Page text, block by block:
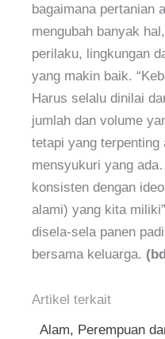
bagaimana pertanian
mengubah banyak
perilaku, lingkungan
yang makin baik.
Harus selalu dinilai
jumlah dan volume
tetapi yang terpenting
mensyukuri yang
konsisten dengan
alami) yang kita
disela-sela panen
bersama keluarga.
Artikel terkait
Alam, Perempuan